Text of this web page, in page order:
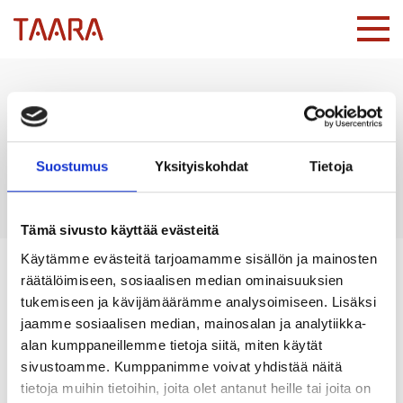
Suostumus Yksityiskohdat Tietoja
Tämä sivusto käyttää evästeitä
Käytämme evästeitä tarjoamamme sisällön ja mainosten
räätälöimiseen, sosiaalisen median ominaisuuksien
tukemiseen ja kävijämäärämme analysoimiseen. Lisäksi
jaamme sosiaalisen median, mainosalan ja analytiikka-
alan kumppaneillemme tietoja siitä, miten käytät
sivustoamme. Kumppanimme voivat yhdistää näitä
tietoja muihin tietoihin, joita olet antanut heille tai joita on
Rakennuttaja:Helsingin
seurakuntayhtymä
Länsisatamankatu 26-28
Talon katutasoon sijoittuu Hyvän Toivon Kappeli sekä muita
Helsingin seurakuntayhtymän tiloja. Asuinkerrostalot
perustuvat arkkitehtuurikutsukilpailun voittajatyöhön, jonka
järjestäjinä olivat Helsingin kaupunkisuunnitteluvirasto,